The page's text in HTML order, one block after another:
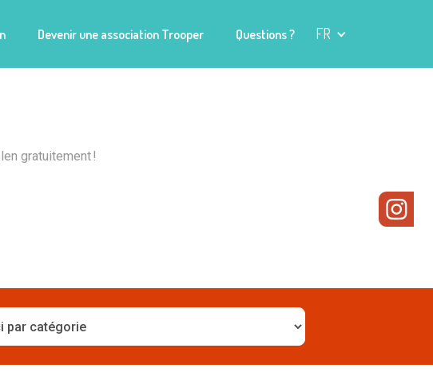
Devenir une association Trooper Questions ? FR
gratuitement !